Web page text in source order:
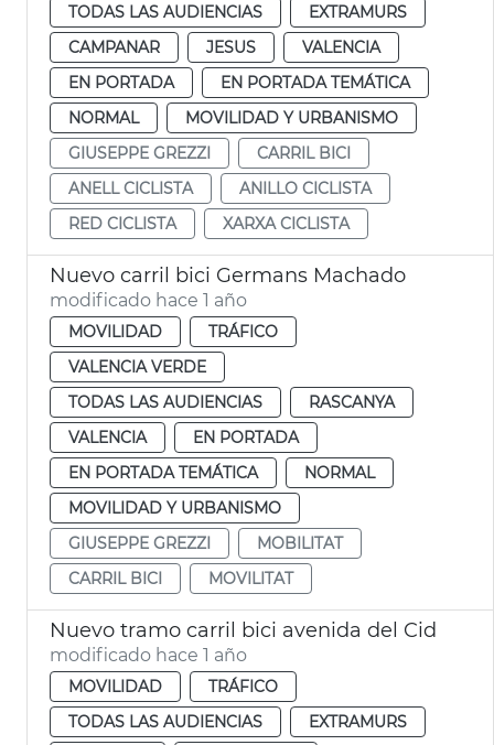
TODAS LAS AUDIENCIAS
EXTRAMURS
CAMPANAR
JESUS
VALENCIA
EN PORTADA
EN PORTADA TEMÁTICA
NORMAL
MOVILIDAD Y URBANISMO
GIUSEPPE GREZZI
CARRIL BICI
ANELL CICLISTA
ANILLO CICLISTA
RED CICLISTA
XARXA CICLISTA
Nuevo carril bici Germans Machado
modificado hace 1 año
MOVILIDAD
TRÁFICO
VALENCIA VERDE
TODAS LAS AUDIENCIAS
RASCANYA
VALENCIA
EN PORTADA
EN PORTADA TEMÁTICA
NORMAL
MOVILIDAD Y URBANISMO
GIUSEPPE GREZZI
MOBILITAT
CARRIL BICI
MOVILITAT
Nuevo tramo carril bici avenida del Cid
modificado hace 1 año
MOVILIDAD
TRÁFICO
TODAS LAS AUDIENCIAS
EXTRAMURS